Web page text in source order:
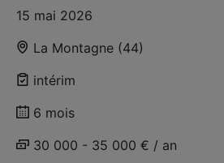
15 mai 2026
La Montagne (44)
intérim
6 mois
30 000 - 35 000 € / an